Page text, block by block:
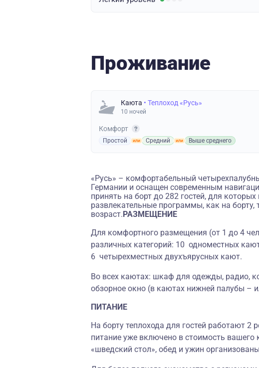
Проживание
Каюта • Теплоход «Русь»
10 ночей
Комфорт
Простой Средний Выше среднего
«Русь» – комфортабельный
Германии и оснащен современным
принять на борт до 282 гостей, для
развлекательные программы, как на борту,
возраст.РАЗМЕЩЕНИЕ
Для комфортного размещения (от 1 до 4
различных категорий: 10 одноместных
6 четырехместных двухъярусных кают.
Во всех каютах: шкаф для одежды, радио,
обзорное окно (в каютах нижней палубы –
ПИТАНИЕ
На борту теплохода для гостей работают 2
питание уже включено в стоимость вашего
«шведский стол», обед и ужин